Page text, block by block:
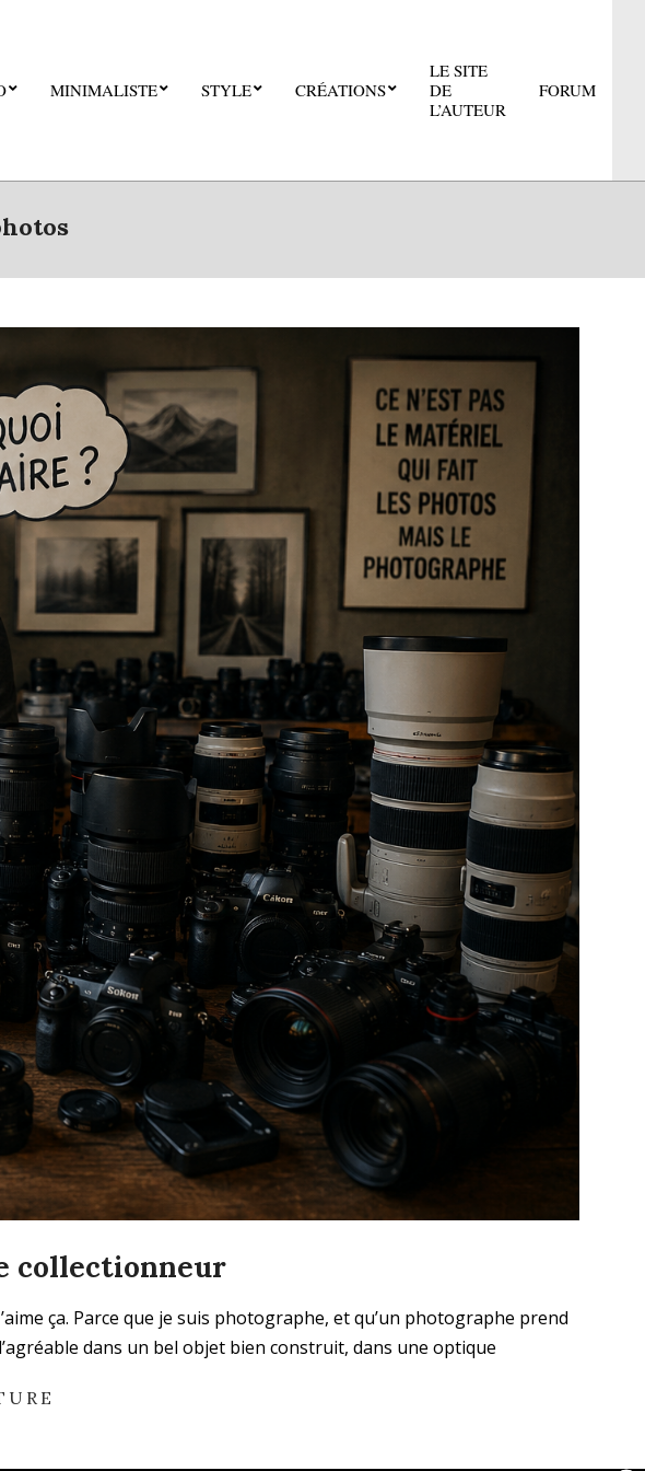
MINIMALISTE STYLE CRÉATIONS
LE SITE
DE
L’AUTEUR
FORUM
collectionneur
ça. Parce que je suis photographe, et qu’un photographe prend
dans un bel objet bien construit, dans une optique